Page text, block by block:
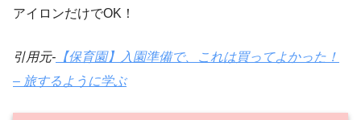
アイロンだけでOK！
引用元- 【保育園】入園準備で、これは買ってよかった！
– 旅するように学ぶ